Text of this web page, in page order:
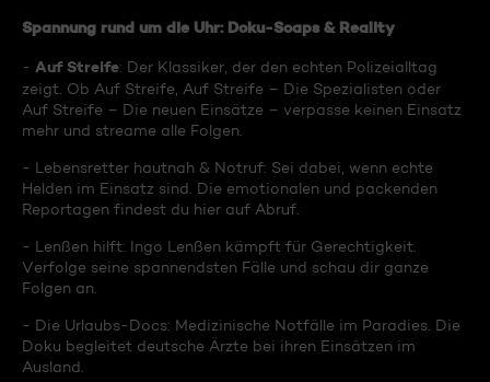
Spannung rund um die Uhr: Doku-Soaps & Reality
- Auf Streife: Der Klassiker, der den echten Polizeialltag
zeigt. Ob Auf Streife, Auf Streife – Die Spezialisten oder
Auf Streife – Die neuen Einsätze – verpasse keinen Einsatz
mehr und streame alle Folgen.
- Lebensretter hautnah & Notruf: Sei dabei, wenn echte
Helden im Einsatz sind. Die emotionalen und packenden
Reportagen findest du hier auf Abruf.
- Lenßen hilft: Ingo Lenßen kämpft für Gerechtigkeit.
Verfolge seine spannendsten Fälle und schau dir ganze
Folgen an.
- Die Urlaubs-Docs: Medizinische Notfälle im Paradies. Die
Doku begleitet deutsche Ärzte bei ihren Einsätzen im
Ausland.